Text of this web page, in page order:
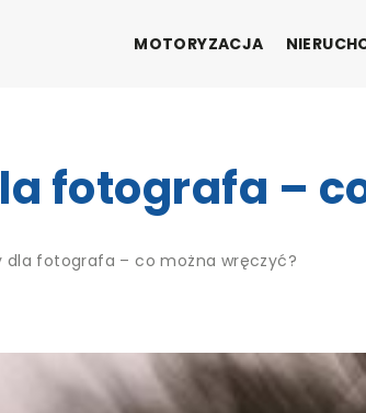
MOTORYZACJA
fotografa –
dla fotografa – co można wręczyć?